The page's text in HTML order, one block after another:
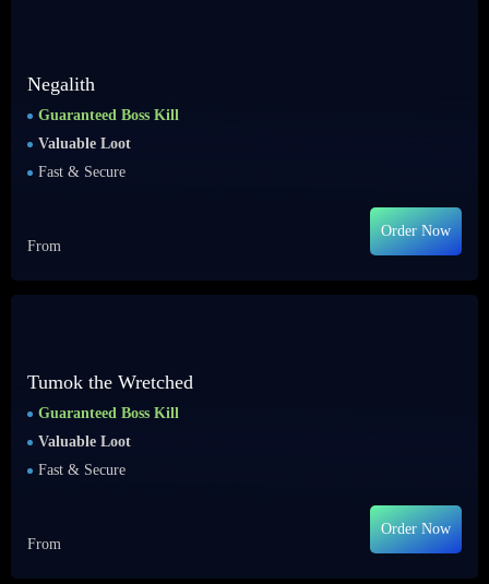
Negalith
Guaranteed Boss Kill
Valuable Loot
Fast & Secure
From
Order Now
Tumok the Wretched
Guaranteed Boss Kill
Valuable Loot
Fast & Secure
From
Order Now